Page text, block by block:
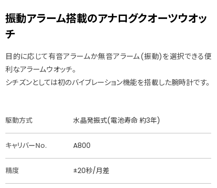
振動アラーム搭載のアナログクオーツウオッ
チ
目的に応じて有音アラームか無音アラーム(振動)を選択できる便
利なアラームウオッチ。
シチズンとしては初のバイブレーション機能を搭載した腕時計です。
駆動方式 水晶発振式(電池寿命 約3年)
キャリバーNo. A800
精度 ±20秒/月差